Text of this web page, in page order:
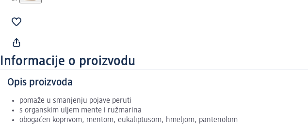
Informacije o proizvodu
Opis proizvoda
pomaže u smanjenju pojave peruti
s organskim uljem mente i ružmarina
obogaćen koprivom, mentom, eukaliptusom, hmeljom, pantenolom